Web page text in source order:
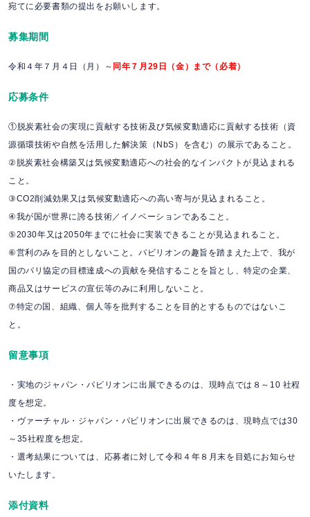
宛てに必要書類の提出をお願いします。
募集期間
令和４年７月４日（月）～ 同年７月29日（金）まで（必着）
応募条件
①脱炭素社会の実現に貢献する技術及び気候変動適応に貢献する技術（資
源循環技術や自然を活用した解決策 （NbS）を含む）の展示であること。
②脱炭素社会構築又は気候変動適応への社会的なインパクトが見込まれる
こと。
③CO2削減効果又は気候変動適応への高い寄与が見込まれること。
④我が国が世界に誇る技術／イノベーションであること。
⑤2030年又は2050年までに社会に実装できることが見込まれること。
⑥営利のみを目的としないこと。パビリオンの趣旨を踏まえた上で、我が
国のパリ協定の目標達成への貢献を発信することを旨とし、特定の企業、
商品又はサービスの宣伝等のみに利用しないこと。
⑦特定の国、組織、個人等を批判することを目的とするものではないこ
と。
留意事項
・実地のジャパン・パビリオンに出展できるのは、現時点では８～10 社程
度を想定。
・ヴァーチャル・ジャパン・パビリオンに出展できるのは、現時点では30
～35社程度を想定。
・選考結果については、応募者に対して令和４年８月末を目処にお知らせ
いたします。
添付資料